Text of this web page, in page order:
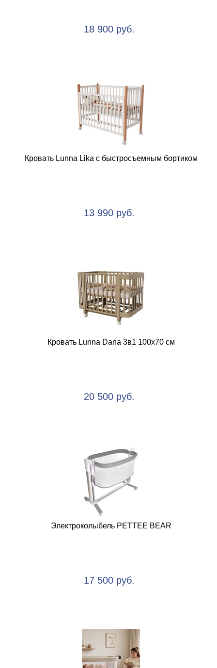
18 900 руб.
Кровать Lunna Lika с быстросъемным бортиком
13 990 руб.
Кровать Lunna Dana 3в1 100x70 см
20 500 руб.
Электроколыбель PETTEE BEAR
17 500 руб.